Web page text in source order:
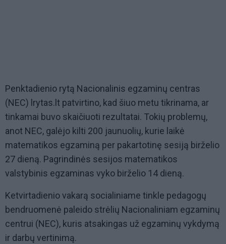
Penktadienio rytą Nacionalinis egzaminų centras
(NEC) lrytas.lt patvirtino, kad šiuo metu tikrinama, ar
tinkamai buvo skaičiuoti rezultatai. Tokių problemų,
anot NEC, galėjo kilti 200 jaunuolių, kurie laikė
matematikos egzaminą per pakartotinę sesiją birželio
27 dieną. Pagrindinės sesijos matematikos
valstybinis egzaminas vyko birželio 14 dieną.
Ketvirtadienio vakarą socialiniame tinkle pedagogų
bendruomenė paleido strėlių Nacionaliniam egzaminų
centrui (NEC), kuris atsakingas už egzaminų vykdymą
ir darbų vertinimą.